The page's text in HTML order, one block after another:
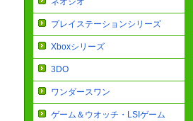
プレイステーションシリーズ
Xboxシリーズ
3DO
ワンダースワン
ゲーム＆ウオッチ・LSIゲーム